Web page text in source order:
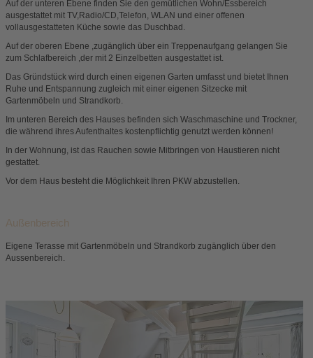
Auf der unteren Ebene finden Sie den gemütlichen Wohn/Essbereich
ausgestattet mit TV,Radio/CD,Telefon, WLAN und einer offenen
vollausgestatteten Küche sowie das Duschbad.
Auf der oberen Ebene ,zugänglich über ein Treppenaufgang gelangen Sie
zum Schlafbereich ,der mit 2 Einzelbetten ausgestattet ist.
Das Gründstück wird durch einen eigenen Garten umfasst und bietet Ihnen
Ruhe und Entspannung zugleich mit einer eigenen Sitzecke mit
Gartenmöbeln und Strandkorb.
Im unteren Bereich des Hauses befinden sich Waschmaschine und Trockner,
die während ihres Aufenthaltes kostenpflichtig genutzt werden können!
In der Wohnung, ist das Rauchen sowie Mitbringen von Haustieren nicht
gestattet.
Vor dem Haus besteht die Möglichkeit Ihren PKW abzustellen.
Außenbereich
Eigene Terasse mit Gartenmöbeln und Strandkorb zugänglich über den
Aussenbereich.